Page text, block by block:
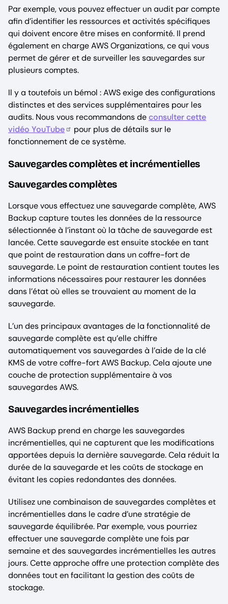
Par exemple, vous pouvez effectuer un audit par compte
afin d’identifier les ressources et activités spécifiques
qui doivent encore être mises en conformité. Il prend
également en charge AWS Organizations, ce qui vous
permet de gérer et de surveiller les sauvegardes sur
plusieurs comptes.
Il y a toutefois un bémol : AWS exige des configurations
distinctes et des services supplémentaires pour les
audits. Nous vous recommandons deconsulter cette
vidéo YouTube
pour plus de détails sur le
fonctionnement de ce système.
Sauvegardes complètes et incrémentielles
Sauvegardes complètes
Lorsque vous effectuez une sauvegarde complète, AWS
Backup capture toutes les données de la ressource
sélectionnée à l’instant où la tâche de sauvegarde est
lancée. Cette sauvegarde est ensuite stockée en tant
que point de restauration dans un coffre-fort de
sauvegarde. Le point de restauration contient toutes les
informations nécessaires pour restaurer les données
dans l’état où elles se trouvaient au moment de la
sauvegarde.
L’un des principaux avantages de la fonctionnalité de
sauvegarde complète est qu’elle chiffre
automatiquement vos sauvegardes à l’aide de la clé
KMS de votre coffre-fort AWS Backup. Cela ajoute une
couche de protection supplémentaire à vos
sauvegardes AWS.
Sauvegardes incrémentielles
AWS Backup prend en charge les sauvegardes
incrémentielles, qui ne capturent que les modifications
apportées depuis la dernière sauvegarde. Cela réduit la
durée de la sauvegarde et les coûts de stockage en
évitant les copies redondantes des données.
Utilisez une combinaison de sauvegardes complètes et
incrémentielles dans le cadre d’une stratégie de
sauvegarde équilibrée. Par exemple, vous pourriez
effectuer une sauvegarde complète une fois par
semaine et des sauvegardes incrémentielles les autres
jours. Cette approche offre une protection complète des
données tout en facilitant la gestion des coûts de
stockage.